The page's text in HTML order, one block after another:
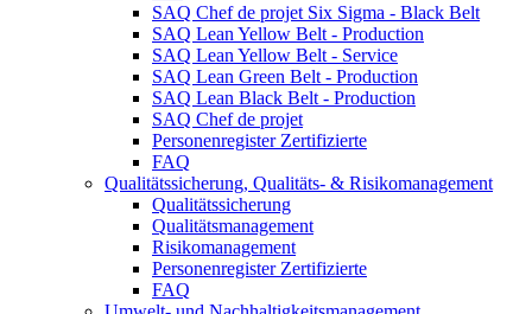
SAQ Chef de projet Six Sigma - Black Belt
SAQ Lean Yellow Belt - Production
SAQ Lean Yellow Belt - Service
SAQ Lean Green Belt - Production
SAQ Lean Black Belt - Production
SAQ Chef de projet
Personenregister Zertifizierte
FAQ
Qualitätssicherung, Qualitäts- & Risikomanagement
Qualitätssicherung
Qualitätsmanagement
Risikomanagement
Personenregister Zertifizierte
FAQ